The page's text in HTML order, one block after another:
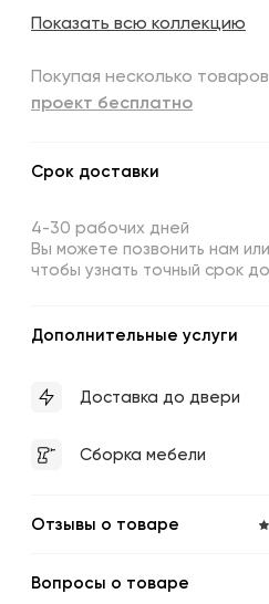
Показать всю коллекцию
Покупая несколько
проект бесплатно
Срок доставки
4-30 рабочих дней
Вы можете позвонить нам
чтобы узнать точный срок
Дополнительные услуги
Доставка до двери
Сборка мебели
Отзывы о товаре
Вопросы о товаре